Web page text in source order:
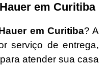
em Curitiba
em Curitiba? A
serviço de entrega,
atender sua casa